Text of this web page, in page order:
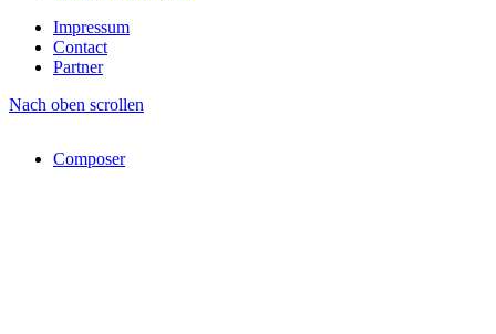
Composer
Impressum
Contact
Partner
Nach oben scrollen